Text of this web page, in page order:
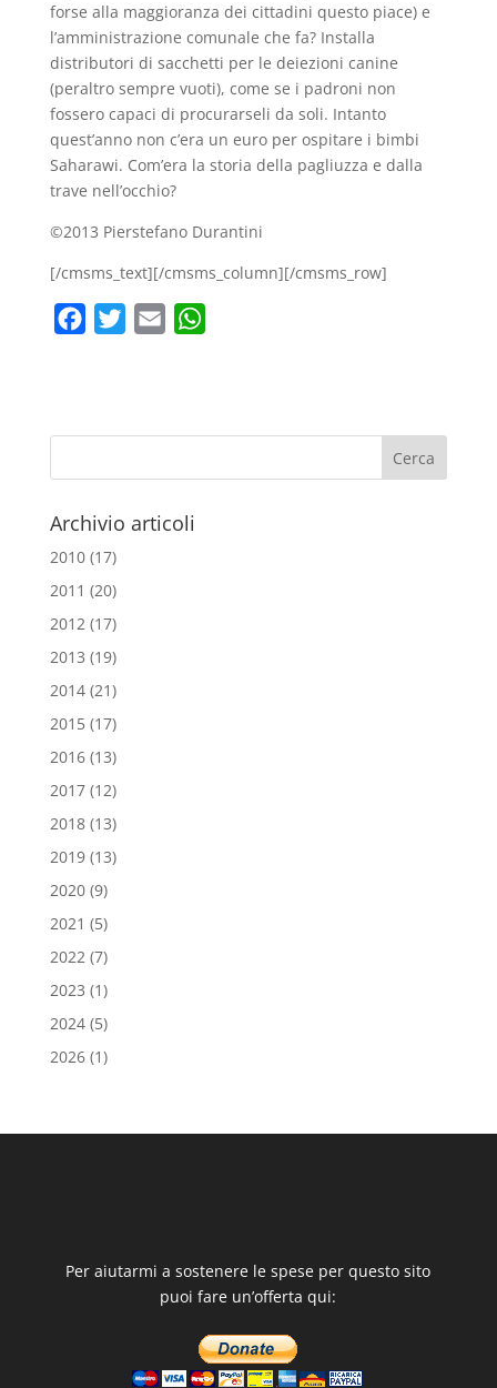
forse alla maggioranza dei cittadini questo piace) e
l’amministrazione comunale che fa? Installa
distributori di sacchetti per le deiezioni canine
(peraltro sempre vuoti), come se i padroni non
fossero capaci di procurarseli da soli. Intanto
quest’anno non c’era un euro per ospitare i bimbi
Saharawi. Com’era la storia della pagliuzza e dalla
trave nell’occhio?
©2013 Pierstefano Durantini
[/cmsms_text][/cmsms_column][/cmsms_row]
b
o
k
t
e
l
s
A
Archivio articoli
2010(17)
2011 (20)
2012(17)
2013 (19)
2014(21)
2015(17)
2016(13)
2017(12)
2018(13)
2019(13)
2020(9)
2021 (5)
2022(7)
2023 (1)
2024(5)
2026(1)
Per aiutarmi a sostenere le spese per questo sito
puoi fare un’offerta qui: